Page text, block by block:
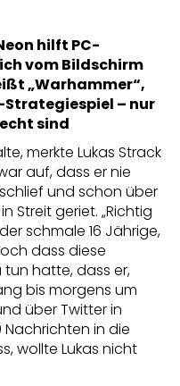
hilft PC-
vom Bildschirm
„Warhammer“,
– nur
sind
merkte Lukas Strack
auf, dass er nie
und schon über
Streit geriet. „Richtig
schmale 16 Jährige,
dass diese
hatte, dass er,
bis morgens um
über Twitter in
in die
wollte Lukas nicht